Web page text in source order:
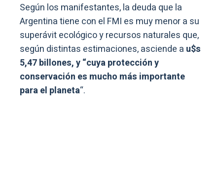
Según los manifestantes, la deuda que la
Argentina tiene con el FMI es muy menor a su
superávit ecológico y recursos naturales que,
según distintas estimaciones, asciende a u$s
5,47 billones, y “cuya protección y
conservación es mucho más importante
para el planeta“.